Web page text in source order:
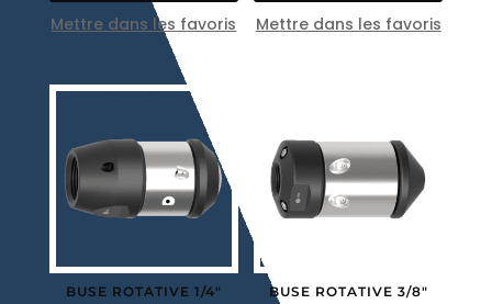
Mettre dans les favoris Mettre dans les favoris
BUSE ROTATIVE 1/4″
BUSE ROTATIVE 3/8″